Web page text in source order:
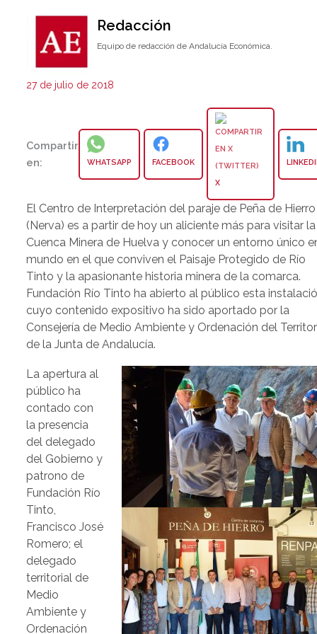
Redacción
Equipo de redacción de Andalucía Económica.
27 de julio de 2018
Compartir
en:
WHATSAPP FACEBOOK
X
El Centro de Interpretación del paraje de Peña de Hierro
(Nerva) es a partir de hoy un aliciente más para visitar la
Cuenca Minera de Huelva y conocer un entorno único
mundo en el que conviven el Paisaje Protegido de Río
Tinto y la apasionante historia minera de la comarca.
Fundación Río Tinto ha abierto al público esta
cuyo contenido expositivo ha sido aportado por la
Consejería de Medio Ambiente y Ordenación del
de la Junta de Andalucía.
La apertura al
público ha
contado con
la presencia
del delegado
del Gobierno y
patrono de
Fundación Río
Tinto,
Francisco José
Romero; el
delegado
territorial de
Medio
Ambiente y
Ordenación